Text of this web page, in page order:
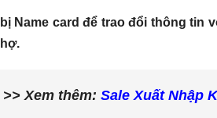
Name card để trao đổi thông tin
>> Xem thêm: Sale Xuất Nhập